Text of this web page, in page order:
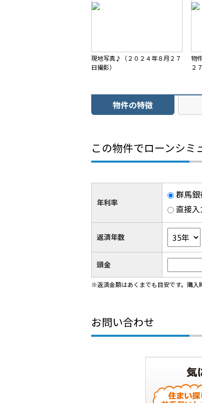
現地写真♪（２０２４年８月２７
日撮影）
物
２
物件の特徴
この物件でローンシミ
年利率
群馬銀
直接
返済年数
頭金
※返済金額はあくまでも目安です。購入
お問い合わせ